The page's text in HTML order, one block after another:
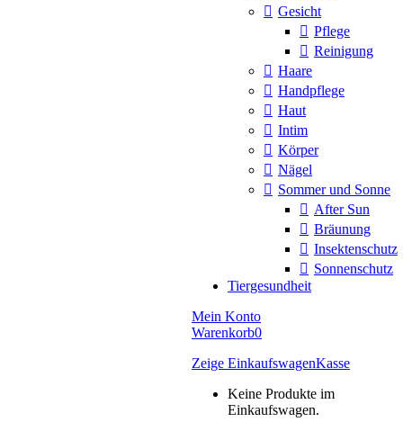
Gesicht
Pflege
Reinigung
Haare
Handpflege
Haut
Intim
Körper
Nägel
Sommer und Sonne
After Sun
Bräunung
Insektenschutz
Sonnenschutz
Tiergesundheit
Mein Konto
Warenkorb0
Zeige EinkaufswagenKasse
Keine Produkte im
Einkaufswagen.